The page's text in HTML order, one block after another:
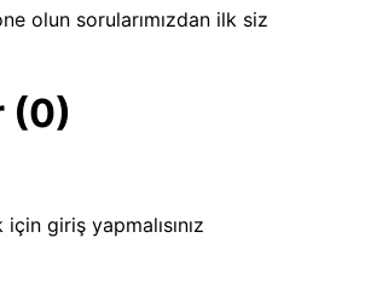
olun sorularımızdan ilk siz
(0)
giriş yapmalısınız